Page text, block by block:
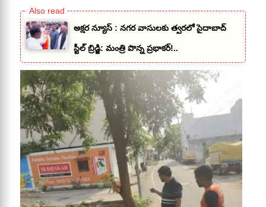
అక్షర న్యూస్ : నగర వాసులకు త్వరలో సైదాబాద్
స్టీల్ బ్రిడ్జి: మంత్రి పొన్న ప్రభాకర్!..